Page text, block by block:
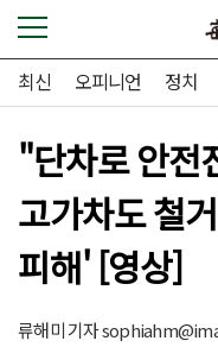
최신 오피니언 정치
"단차로 안
고가차도 철
피해' [영상]
류해미 기자